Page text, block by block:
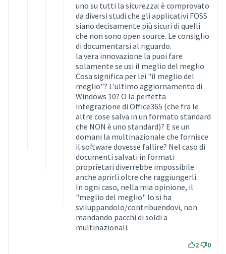
uno su tutti la sicurezza: è comprovato
da diversi studi che gli applicativi FOSS
siano decisamente più sicuri di quelli
che non sono open source. Le consiglio
di documentarsi al riguardo.
la vera innovazione la puoi fare
solamente se usi il meglio del meglio
Cosa significa per lei "il meglio del
meglio"? L'ultimo aggiornamento di
Windows 10? O la perfetta
integrazione di Office365 (che fra le
altre cose salva in un formato standard
che NON è uno standard)? E se un
domani la multinazionale che fornisce
il software dovesse fallire? Nel caso di
documenti salvati in formati
proprietari diverrebbe impossibile
anche aprirli oltre che raggiungerli.
In ogni caso, nella mia opinione, il
"meglio del meglio" lo si ha
sviluppandolo/contribuendovi, non
mandando pacchi di soldi a
multinazionali.
2 0